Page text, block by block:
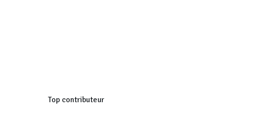
Top contributeur